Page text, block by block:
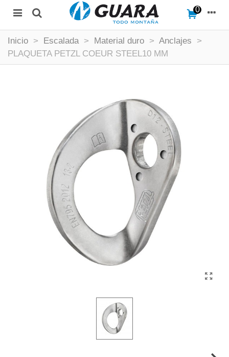
0
Inicio > Escalada > Material duro > Anclajes
>
PLAQUETA PETZL COEUR STEEL10 MM